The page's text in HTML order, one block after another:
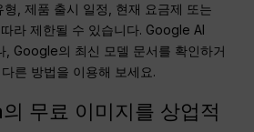
, 제품 출시 일정, 현재 요금제 또는
라 제한될 수 있습니다. Google AI
, Google의 최신 모델 문서를 확인하거
른 방법을 이용해 보세요.
무료 이미지를 상업적